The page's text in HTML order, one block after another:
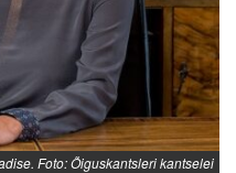
Foto: Õiguskantsleri kantselei